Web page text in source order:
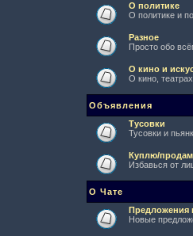
О политике
О политике и
Разное
Просто обо
О кино и
О кино,
Объявления
Тусовки
Тусовки и
Куплю/продам
Избавься от
О Чате
Предложения
Новые